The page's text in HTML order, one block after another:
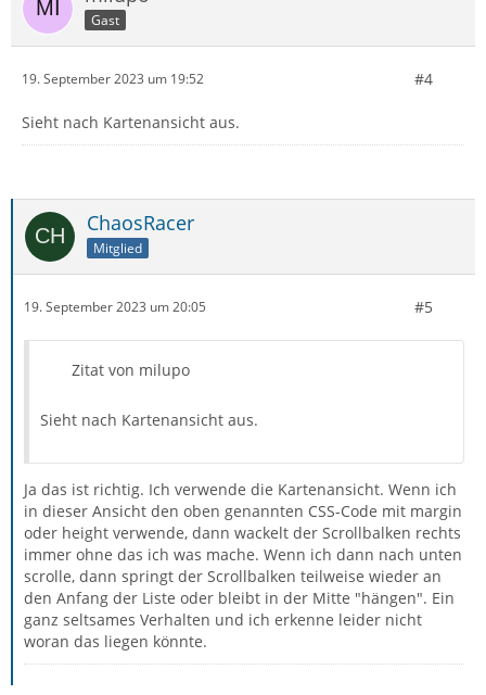
Gast
19. September 2023 um 19:52 #4
Sieht nach Kartenansicht aus.
ChaosRacer
Mitglied
19. September 2023 um 20:05 #5
Zitat von milupo
Sieht nach Kartenansicht aus.
Ja das ist richtig. Ich verwende die Kartenansicht. Wenn ich
in dieser Ansicht den oben genannten CSS-Code mit margin
oder height verwende, dann wackelt der Scrollbalken rechts
immer ohne das ich was mache. Wenn ich dann nach unten
scrolle, dann springt der Scrollbalken teilweise wieder an
den Anfang der Liste oder bleibt in der Mitte "hängen". Ein
ganz seltsames Verhalten und ich erkenne leider nicht
woran das liegen könnte.